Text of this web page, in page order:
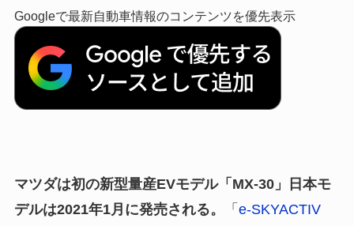
Googleで最新自動車情報のコンテンツを優先表示
マツダは初の新型量産EVモデル「MX-30」日本モ
デルは2021年1月に発売される。
「 e-SKYACTIV